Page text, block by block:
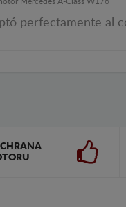
perfectamente al